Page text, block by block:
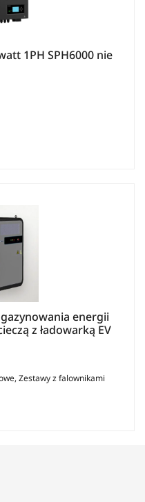
1PH SPH6000 nie
energii
z ładowarką EV
, Zestawy z falownikami